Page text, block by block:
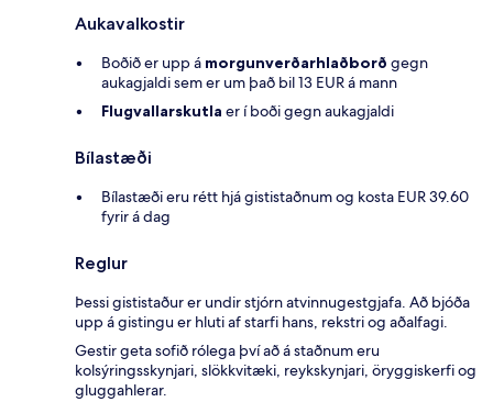
Aukavalkostir
Boðið er upp á morgunverðarhlaðborð gegn
aukagjaldi sem er um það bil 13 EUR á mann
Flugvallarskutla er í boði gegn aukagjaldi
Bílastæði
Bílastæði eru rétt hjá gististaðnum og kosta EUR 39.60
fyrir á dag
Reglur
Þessi gististaður er undir stjórn atvinnugestgjafa. Að bjóða
upp á gistingu er hluti af starfi hans, rekstri og aðalfagi.
Gestir geta sofið rólega því að á staðnum eru
kolsýringsskynjari, slökkvitæki, reykskynjari, öryggiskerfi og
gluggahlerar.